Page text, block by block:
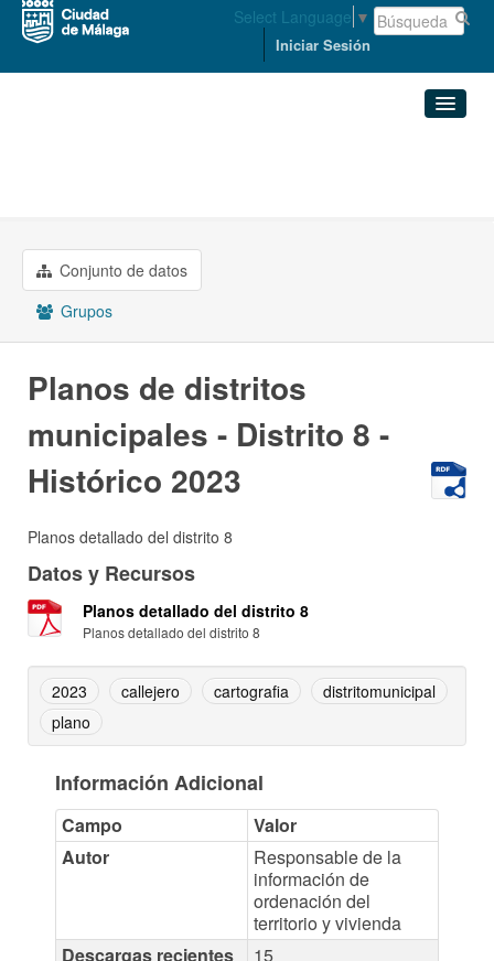
Select Language ▼
Iniciar Sesión
Grupos
Acerca de
Conjunto de datos
Grupos
Planos de distritos
municipales - Distrito 8 -
Histórico 2023
Planos detallado del distrito 8
Datos y Recursos
Planos detallado del distrito 8
Planos detallado del distrito 8
2023 callejero cartografia
distritomunicipal
plano
Información Adicional
Campo
Valor
Autor
Responsable de la
información de
ordenación del
territorio y vivienda
Descargas recientes
15